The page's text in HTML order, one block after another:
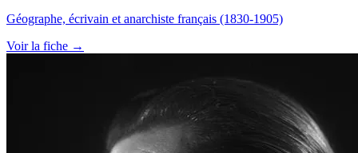
Géographe, écrivain et anarchiste français (1830-1905)
Voir la fiche →